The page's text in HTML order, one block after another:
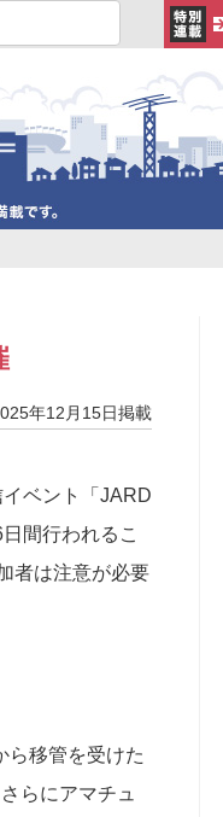
年12月15日掲載
ベント「JARD
間行われるこ
者は注意が必要
ら移管を受けた
らにアマチュ